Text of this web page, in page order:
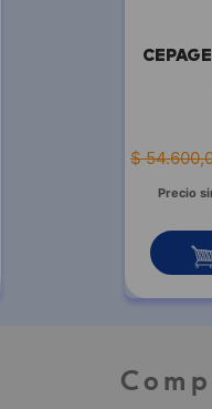
CEPAGE
$ 54.600,
Precio